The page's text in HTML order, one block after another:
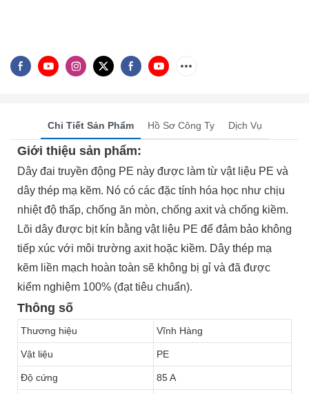
Chi Tiết Sản Phẩm Hồ Sơ Công Ty Dịch Vụ
Giới thiệu sản phẩm:
Dây đai truyền động PE này được làm từ vật liệu PE và
dây thép mạ kẽm. Nó có các đặc tính hóa học như chịu
nhiệt độ thấp, chống ăn mòn, chống axit và chống kiềm.
Lõi dây được bịt kín bằng vật liệu PE để đảm bảo không
tiếp xúc với môi trường axit hoặc kiềm. Dây thép mạ
kẽm liền mạch hoàn toàn sẽ không bị gỉ và đã được
kiểm nghiệm 100% (đạt tiêu chuẩn).
Thông số
Thương hiệu Vĩnh Hàng
Vật liệu PE
Độ cứng 85 A